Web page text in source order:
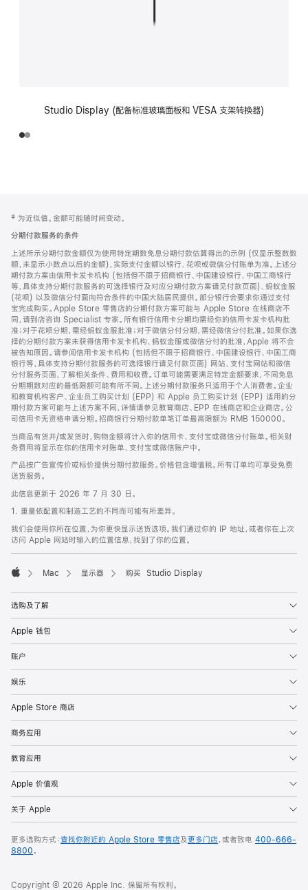
Studio Display (配备标准玻璃面板和 VESA 支架转换器)
页
页
脚
注
‡ 为近似值。金额可能随时间变动。
分期付款服务的条件
上述所示分期付款金额仅为使用特定期数免息分期付款估算得出的示例 (仅显示整数数
额，未显示小数点以后的金额)，实际支付金额以银行、花呗或微信分付账单为准。上述分
期付款方案由信用卡发卡机构 (包括但不限于招商银行、中国建设银行、中国工商银行
等，具体支持分期付款服务的可选择银行及对应分期付款方案请见付款页面)、蚂蚁金服
(花呗) 以及微信分付面向符合条件的中国大陆居民提供。部分银行会要求你通过支付
宝完成购买。Apple Store 零售店的分期付款方案可能与 Apple Store 在线商店不
同，请到店咨询 Specialist 专家。所有银行信用卡分期均需经你的信用卡发卡机构批
准；对于花呗分期，需经蚂蚁金服批准；对于微信分付分期，需经微信分付批准。如果你选
择的分期付款方案未获得信用卡发卡机构、蚂蚁金服或微信分付的批准，Apple 将不会
被告知原因。请参阅信用卡发卡机构 (包括但不限于招商银行、中国建设银行、中国工商
银行等，具体支持分期付款服务的可选择银行请见付款页面) 网站、支付宝网站和微信
分付服务页面，了解相关条件、费用和收费。订单可能需要满足特定金额要求，不同免息
分期期数对应的最低限额可能有所不同。上述分期付款服务只适用于个人消费者。企业
和教育机构客户、企业员工购买计划 (EPP) 和 Apple 员工购买计划 (EPP) 适用的分
期付款方案可能与上述方案不同，详情请参见教育商店、EPP 在线商店和企业商店。公
司信用卡无资格申请分期。招商银行分期付款单笔订单最高限额为 RMB 150000。
当商品有货并/或发货时，购物金额将计入你的信用卡、支付宝或微信分付账单。相关财
务费用将显示在你的信用卡对账单、支付宝或微信账户中。
产品按广告宣传价或标价提供分期付款服务。价格包含增值税。所有订单均可享受免费
送货服务。
此信息更新于 2026 年 7 月 30 日。
1. 重量依配置和制造工艺的不同而可能有所差异。
我们会使用你所在位置，为你更快显示送货选项。我们通过你的 IP 地址，或者你在上次
访问 Apple 网站时输入的位置信息，找到了你的位置。
Mac 显示器 购买 Studio Display
选购及了解
Apple 钱包
账户
娱乐
Apple Store 商店
商务应用
教育应用
Apple 价值观
关于 Apple
更多选购方式：查找你附近的 Apple Store 零售店及更多门店，或者致电 400-666-
8800。
Copyright © 2026 Apple Inc. 保留所有权利。